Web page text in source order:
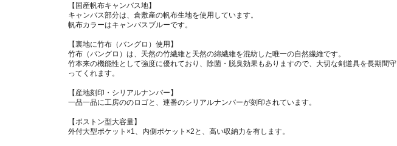
【国産帆布キャンバス地】
キャンバス部分は、倉敷産の帆布生地を使用しています。
帆布カラーはキャンバスブルーです。
【裏地に竹布（バングロ）使用】
竹布（バングロ）は、天然の竹繊維と天然の綿繊維を混紡した唯一の自然繊維です。
竹本来の機能性として強度に優れており、除菌・脱臭効果もありますので、大切な剣道具を長期間守
ってくれます。
【産地刻印・シリアルナンバー】
一品一品に工房ののロゴと、連番のシリアルナンバーが刻印されています。
【ボストン型大容量】
外付大型ポケット×1、内側ポケット×2と、高い収納力を有します。